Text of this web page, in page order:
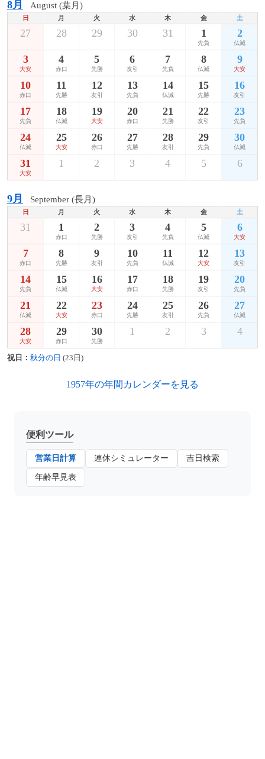
8月 August (葉月)
日 月 火 水 木 金 土
27 28 29 30 31 1
先負
2
仏滅
3
大安
4
赤口
5
先勝
6
友引
7
先負
8
仏滅
9
大安
10
赤口
11
先勝
12
友引
13
先負
14
仏滅
15
先勝
16
友引
17
先負
18
仏滅
19
大安
20
赤口
21
先勝
22
友引
23
先負
24
仏滅
25
大安
26
赤口
27
先勝
28
友引
29
先負
30
仏滅
31
大安
1 2 3 4 5 6
9月 September (長月)
日 月 火 水 木 金 土
31 1
赤口
2
先勝
3
友引
4
先負
5
仏滅
6
大安
7
赤口
8
先勝
9
友引
10
先負
11
仏滅
12
大安
13
友引
14
先負
15
仏滅
16
大安
17
赤口
18
先勝
19
友引
20
先負
21
仏滅
22
大安
23
赤口
24
先勝
25
友引
26
先負
27
仏滅
28
大安
29
赤口
30
先勝
1 2 3 4
祝日： 秋分の日 (23日)
1957年の年間カレンダーを見る
便利ツール
営業日計算 連休シミュレーター 吉日検索
年齢早見表